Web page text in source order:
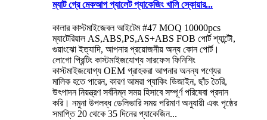
ম্যাট গ্রে মেকআপ প্যালেট প্যাকেজিং খালি স্কোয়ার...
কালার কাস্টমাইজেবল আইটেম #47 MOQ 10000pcs
ম্যাটেরিয়াল AS,ABS,PS,AS+ABS FOB পোর্ট শ্যান্টৌ,
গুয়াংঝো ইত্যাদি, আপনার প্রয়োজনীয় অন্য কোন পোর্ট।
লোগো প্রিন্টিং কাস্টমাইজযোগ্য সারফেস ফিনিশিং
কাস্টমাইজযোগ্য OEM গ্রাহকরা আপনার অনন্য পণ্যের
মালিক হতে পারেন, কারণ আমরা প্যাকিং ডিজাইন, ছাঁচ তৈরি,
উৎপাদন নিয়ন্ত্রণ সর্বনিম্ন সময় হিসাবে সম্পূর্ণ পরিষেবা প্রদান
করি। নমুনা উপলব্ধ ডেলিভারি সময় পরিমাণ অনুযায়ী এবং পৃষ্ঠের
সমাপ্তি 20 থেকে 35 দিনের প্যাকেজিন...